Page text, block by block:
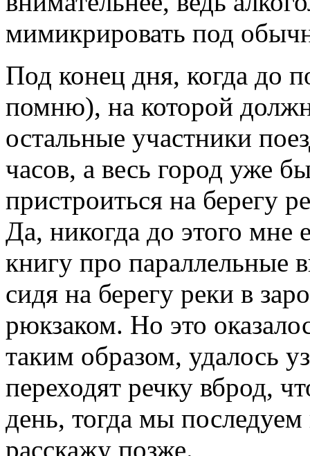
мимикрировать под
Под конец дня, когда до
помню), на которой
остальные участники
часов, а весь город уже
пристроиться на берегу
Да, никогда до этого мне
книгу про параллельные
сидя на берегу реки в
рюкзаком. Но это
таким образом, удалось
переходят речку вброд,
день, тогда мы
расскажу позже.